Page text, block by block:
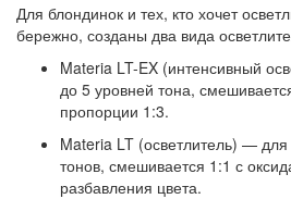
Для блондинок и тех, кто хочет
бережно, созданы два вида
Materia LT-EX (интенсивный
до 5 уровней тона,
пропорции 1:3.
Materia LT (осветлитель) — для
тонов, смешивается 1:1 с
разбавления цвета.